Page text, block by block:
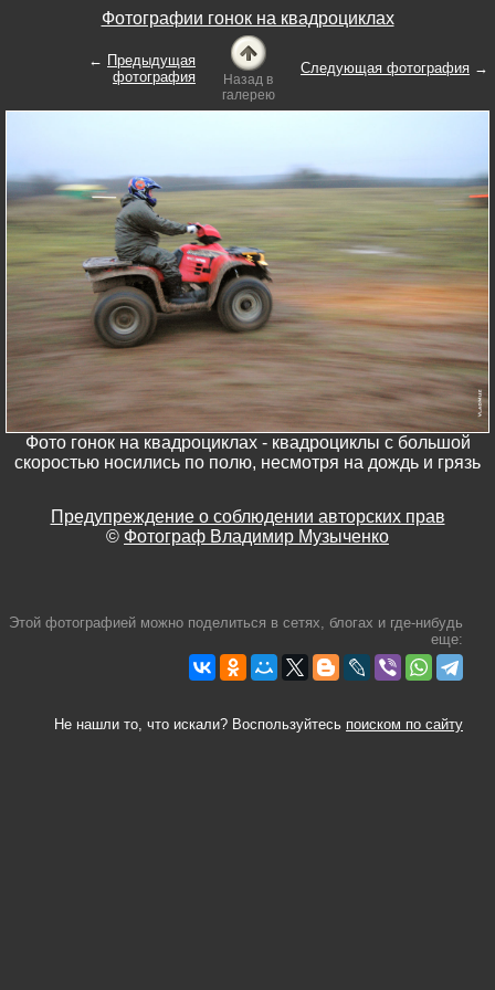
Фотографии гонок на квадроциклах
← Предыдущая
фотография
Назад в
галерею
Следующая фотография →
Фото гонок на квадроциклах - квадроциклы с большой
скоростью носились по полю, несмотря на дождь и грязь
Предупреждение о соблюдении авторских прав
© Фотограф Владимир Музыченко
Этой фотографией можно поделиться в сетях, блогах и где-нибудь
еще:
Не нашли то, что искали? Воспользуйтесь поиском по сайту